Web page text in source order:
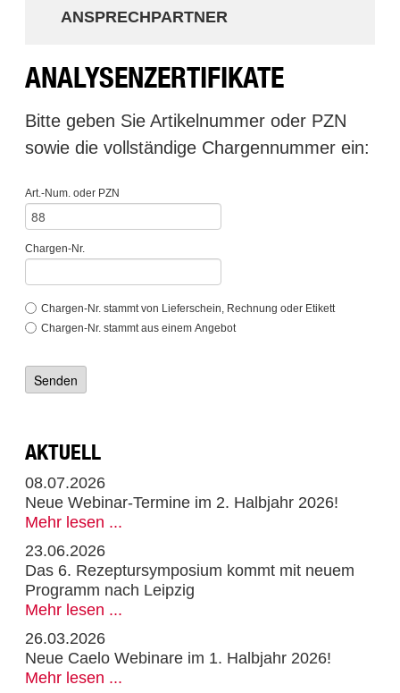
ANSPRECHPARTNER
ANALYSENZERTIFIKATE
Bitte geben Sie Artikelnummer oder PZN
sowie die vollständige Chargennummer ein:
Art.-Num. oder PZN
Chargen-Nr.
Chargen-Nr. stammt von Lieferschein, Rechnung oder Etikett
Chargen-Nr. stammt aus einem Angebot
AKTUELL
08.07.2026
Neue Webinar-Termine im 2. Halbjahr 2026!
Mehr lesen ...
23.06.2026
Das 6. Rezeptursymposium kommt mit neuem
Programm nach Leipzig
Mehr lesen ...
26.03.2026
Neue Caelo Webinare im 1. Halbjahr 2026!
Mehr lesen ...